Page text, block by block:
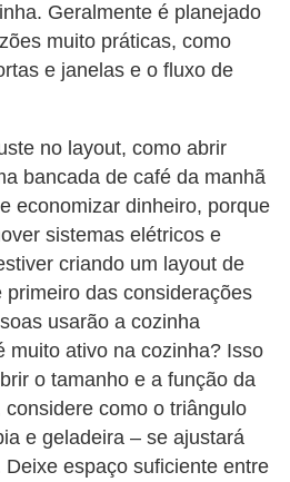
Geralmente é planejado
muito práticas, como
e janelas e o fluxo de
no layout, como abrir
bancada de café da manhã
economizar dinheiro, porque
sistemas elétricos e
criando um layout de
das considerações
usarão a cozinha
muito ativo na cozinha? Isso
o tamanho e a função da
como o triângulo
e geladeira – se ajustará
espaço suficiente entre